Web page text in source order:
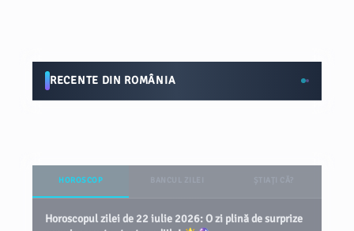
RECENTE DIN ROMÂNIA
HOROSCOP
Horoscopul zilei de 22 iulie 2026: O zi plină de surprize